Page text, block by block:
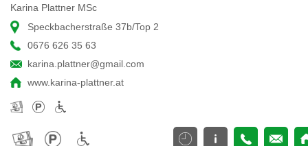
Karina Plattner MSc
Speckbacherstraße 37b/Top 2
0676 626 35 63
karina.plattner@gmail.com
www.karina-plattner.at